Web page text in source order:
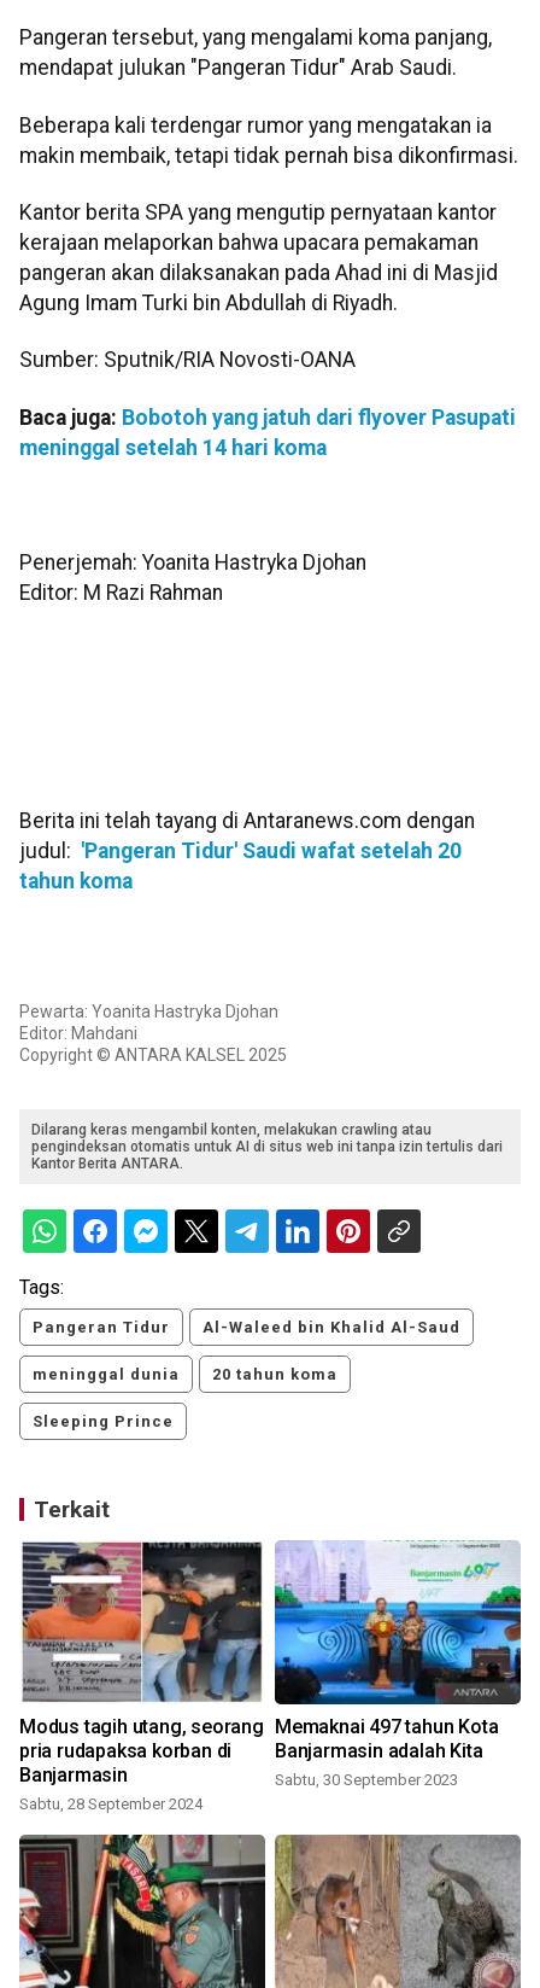
Pangeran tersebut, yang mengalami koma panjang,
mendapat julukan "Pangeran Tidur" Arab Saudi.
Beberapa kali terdengar rumor yang mengatakan ia
makin membaik, tetapi tidak pernah bisa dikonfirmasi.
Kantor berita SPA yang mengutip pernyataan kantor
kerajaan melaporkan bahwa upacara pemakaman
pangeran akan dilaksanakan pada Ahad ini di Masjid
Agung Imam Turki bin Abdullah di Riyadh.
Sumber: Sputnik/RIA Novosti-OANA
Baca juga: Bobotoh yang jatuh dari flyover Pasupati
meninggal setelah 14 hari koma
Penerjemah: Yoanita Hastryka Djohan
Editor: M Razi Rahman
Berita ini telah tayang di Antaranews.com dengan
judul: 'Pangeran Tidur' Saudi wafat setelah 20
tahun koma
Pewarta: Yoanita Hastryka Djohan
Editor: Mahdani
Copyright © ANTARA KALSEL 2025
Dilarang keras mengambil konten, melakukan crawling atau
pengindeksan otomatis untuk AI di situs web ini tanpa izin tertulis dari
Kantor Berita ANTARA.
Tags:
Pangeran Tidur Al-Waleed bin Khalid Al-Saud
meninggal dunia 20 tahun koma
Sleeping Prince
Terkait
Modus tagih utang, seorang
pria rudapaksa korban di
Banjarmasin
Sabtu, 28 September 2024
Memaknai 497 tahun Kota
Banjarmasin adalah Kita
Sabtu, 30 September 2023